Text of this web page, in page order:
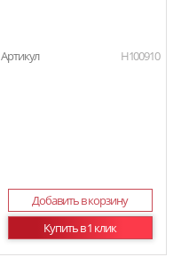
Артикул H100910
Добавить в корзину
Купить в 1 клик